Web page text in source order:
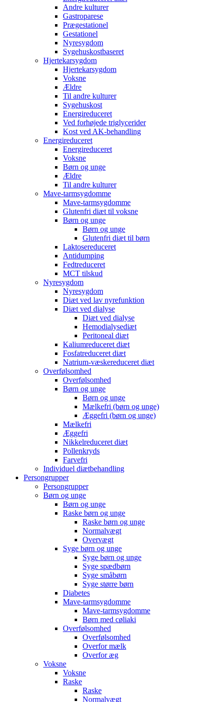
Andre kulturer
Gastroparese
Prægestationel
Gestationel
Nyresygdom
Sygehuskostbaseret
Hjertekarsygdom
Hjertekarsygdom
Voksne
Ældre
Til andre kulturer
Sygehuskost
Energireduceret
Ved forhøjede triglycerider
Kost ved AK-behandling
Energireduceret
Energireduceret
Voksne
Børn og unge
Ældre
Til andre kulturer
Mave-tarmsygdomme
Mave-tarmsygdomme
Glutenfri diæt til voksne
Børn og unge
Børn og unge
Glutenfri diæt til børn
Laktosereduceret
Antidumping
Fedtreduceret
MCT tilskud
Nyresygdom
Nyresygdom
Diæt ved lav nyrefunktion
Diæt ved dialyse
Diæt ved dialyse
Hemodialysediæt
Peritoneal diæt
Kaliumreduceret diæt
Fosfatreduceret diæt
Natrium-væskereduceret diæt
Overfølsomhed
Overfølsomhed
Børn og unge
Børn og unge
Mælkefri (børn og unge)
Æggefri (børn og unge)
Mælkefri
Æggefri
Nikkelreduceret diæt
Pollenkryds
Farvefri
Individuel diætbehandling
Persongrupper
Persongrupper
Børn og unge
Børn og unge
Raske børn og unge
Raske børn og unge
Normalvægt
Overvægt
Syge børn og unge
Syge børn og unge
Syge spædbørn
Syge småbørn
Syge større børn
Diabetes
Mave-tarmsygdomme
Mave-tarmsygdomme
Børn med cøliaki
Overfølsomhed
Overfølsomhed
Overfor mælk
Overfor æg
Voksne
Voksne
Raske
Raske
Normalvægt